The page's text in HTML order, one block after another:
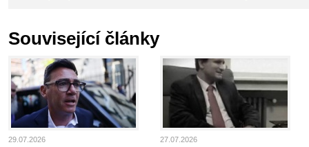
Související články
29.07.2026 27.07.2026